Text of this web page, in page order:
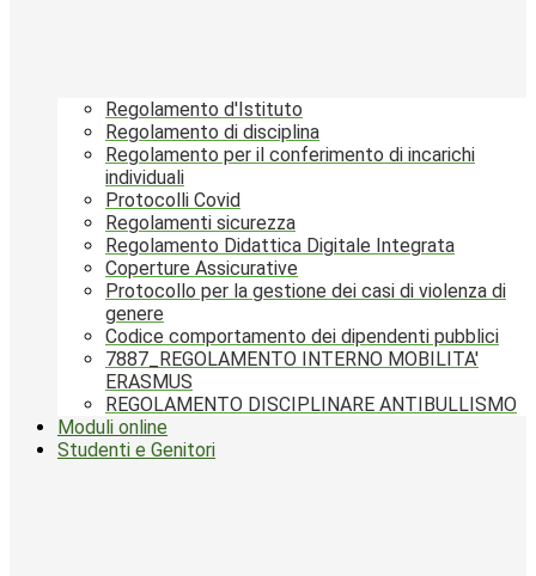
Regolamento d'Istituto
Regolamento di disciplina
Regolamento per il conferimento di incarichi
individuali
Protocolli Covid
Regolamenti sicurezza
Regolamento Didattica Digitale Integrata
Coperture Assicurative
Protocollo per la gestione dei casi di violenza di
genere
Codice comportamento dei dipendenti pubblici
7887_REGOLAMENTO INTERNO MOBILITA'
ERASMUS
REGOLAMENTO DISCIPLINARE ANTIBULLISMO
Moduli online
Studenti e Genitori